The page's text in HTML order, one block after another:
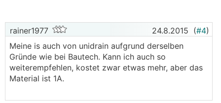
rainer1977 24.8.2015 (#4)
Meine is auch von unidrain aufgrund derselben
Gründe wie bei Bautech. Kann ich auch so
weiterempfehlen, kostet zwar etwas mehr, aber das
Material ist 1A.